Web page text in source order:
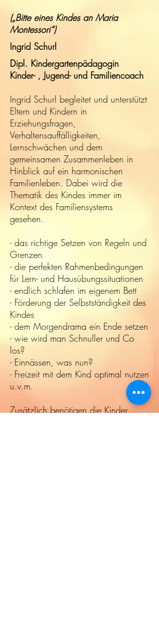
(„Bitte eines Kindes an Maria
Montessori“)
Ingrid Schurl
Dipl. Kindergartenpädagogin
Kinder- , Jugend- und Familiencoach
Ingrid Schurl begleitet und unterstützt
Eltern und Kindern in
Erziehungsfragen,
Verhaltensauffälligkeiten,
Lernschwächen und dem
gemeinsamen Zusammenleben in
Hinblick auf ein harmonischen
Familienleben. Dabei wird die
Thematik des Kindes immer im
Kontext des Familiensystems
gesehen.
- das richtige Setzen von Regeln und
Grenzen
- die perfekten Rahmenbedingungen
für Lern- und Hausübungssituationen
- endlich schlafen im eigenem Bett
- Förderung der Selbstständigkeit des
Kindes
- dem Morgendrama ein Ende setzen
- wie wird man Schnuller und Co
los?
- Einnässen, was nun?
- Freizeit mit dem Kind optimal nutzen
u.v.m.
Zusätzlich benötigen die Kinder